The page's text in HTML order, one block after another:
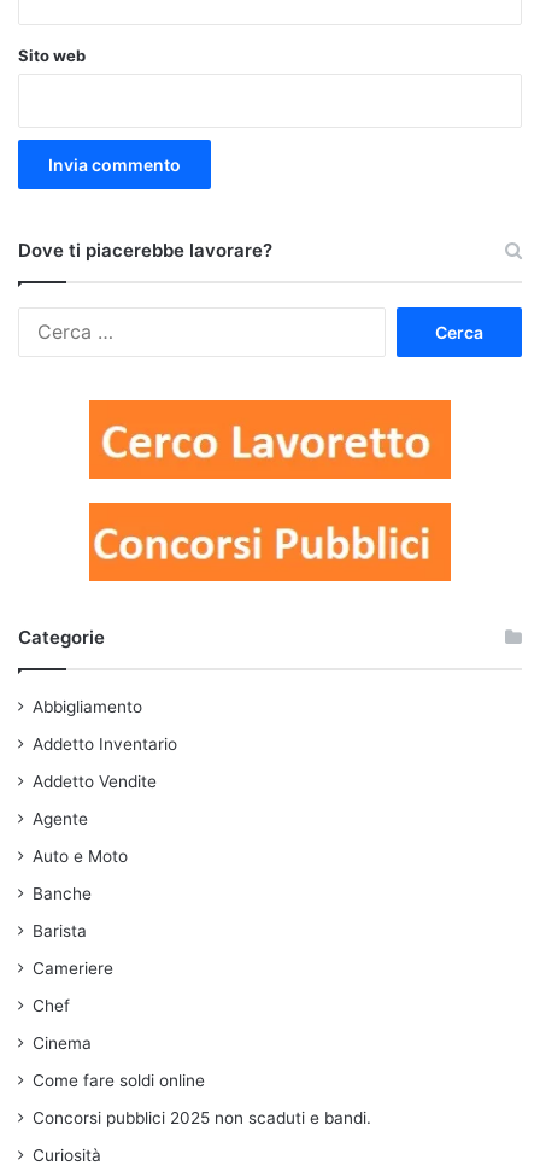
Sito web
Dove ti piacerebbe lavorare?
Categorie
Abbigliamento
Addetto Inventario
Addetto Vendite
Agente
Auto e Moto
Banche
Barista
Cameriere
Chef
Cinema
Come fare soldi online
Concorsi pubblici 2025 non scaduti e bandi.
Curiosità